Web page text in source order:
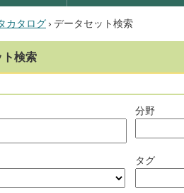
カタログ› データセット検索
ト検索
分野
タグ